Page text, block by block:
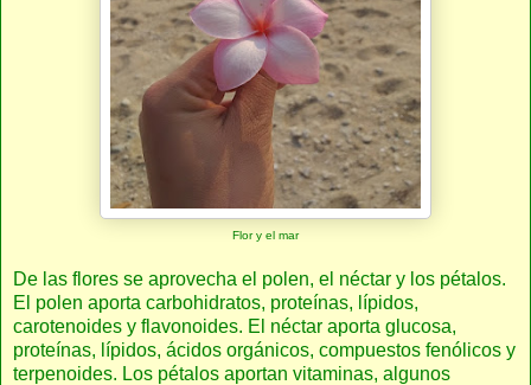
Flor y el mar
De las flores se aprovecha el polen, el néctar y los pétalos.
El polen aporta carbohidratos, proteínas, lípidos,
carotenoides y flavonoides. El néctar aporta glucosa,
proteínas, lípidos, ácidos orgánicos, compuestos fenólicos y
terpenoides. Los pétalos aportan vitaminas, algunos